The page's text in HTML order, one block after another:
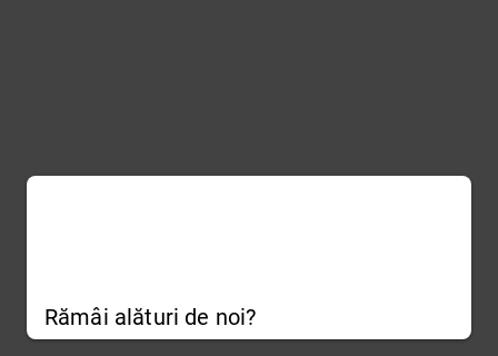
Rămâi alături de noi?